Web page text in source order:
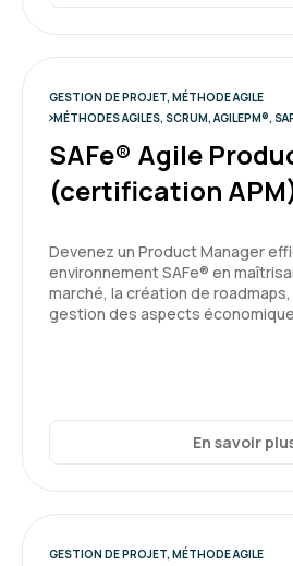
GESTION DE PROJET, MÉTHODE AGILE
MÉTHODES AGILES, SCRUM, AGILEPM®,
SAFe® Agile
(certification
Devenez un Product Manager
environnement SAFe® en
marché, la création de
gestion des aspects
En savoir
GESTION DE PROJET, MÉTHODE AGILE